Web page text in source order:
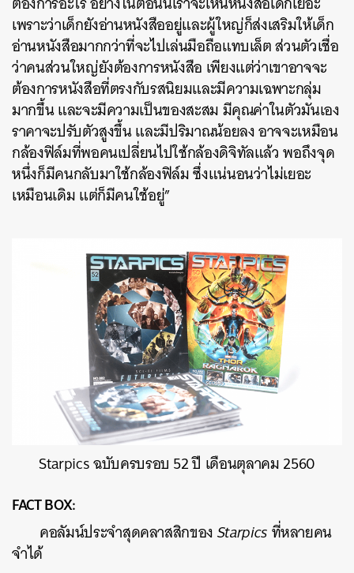
เพราะว่าเด็กยังอ่านหนังสืออยู่และผู้ใหญ่ก็ส่งเสริมให้เด็ก
อ่านหนังสือมากกว่าที่จะไปเล่นมือถือแทบเล็ต ส่วนตัวเชื่อ
ว่าคนส่วนใหญ่ยังต้องการหนังสือ เพียงแต่ว่าเขาอาจจะ
ต้องการหนังสือที่ตรงกับรสนิยมและมีความเฉพาะกลุ่ม
มากขึ้น และจะมีความเป็นของสะสม มีคุณค่าในตัวมันเอง
ราคาจะปรับตัวสูงขึ้น และมีปริมาณน้อยลง อาจจะเหมือน
กล้องฟิล์มที่พอคนเปลี่ยนไปใช้กล้องดิจิทัลแล้ว พอถึงจุด
หนึ่งก็มีคนกลับมาใช้กล้องฟิล์ม ซึ่งแน่นอนว่าไม่เยอะ
เหมือนเดิม แต่ก็มีคนใช้อยู่”
Starpics ฉบับครบรอบ 52 ปี เดือนตุลาคม 2560
FACT BOX:
คอลัมน์ประจำสุดคลาสสิกของStarpicsที่หลายคน
จำได้